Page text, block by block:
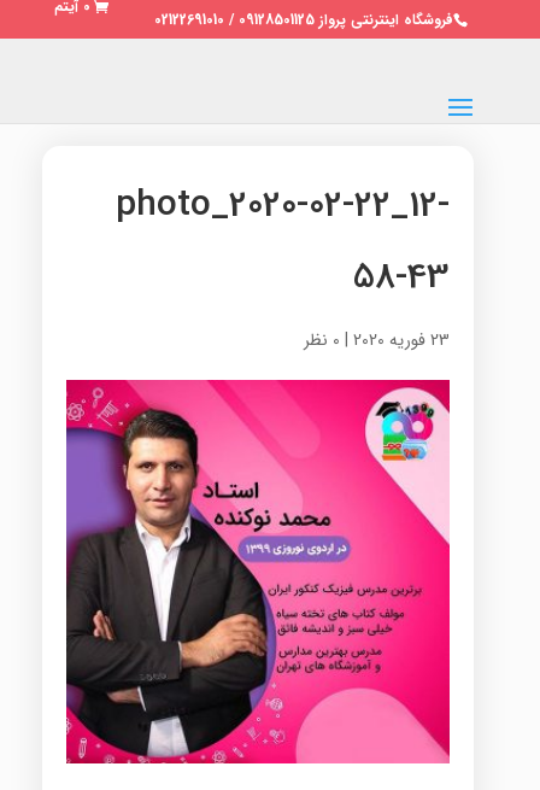
فروشگاه اینترنتی پرواز 09128501125 / 02122691010
0 آیتم
photo_2020-02-22_12-
58-43
23 فوریه 2020 | 0 نظر